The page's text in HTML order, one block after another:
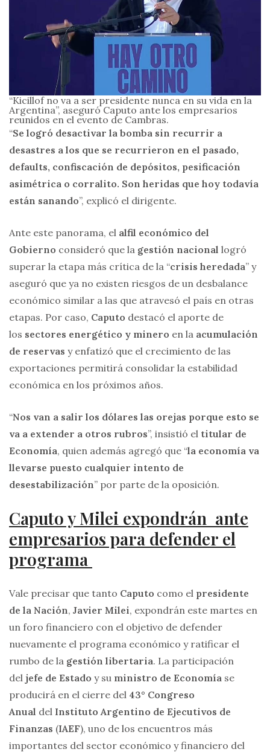
“Kicillof no va a ser presidente nunca en su vida en la
Argentina”, aseguró Caputo ante los empresarios
reunidos en el evento de Cambras.
“Se logró desactivar la bomba sin recurrir a
desastres a los que se recurrieron en el pasado,
defaults, confiscación de depósitos, pesificación
asimétrica o corralito. Son heridas que hoy todavía
están sanando”, explicó el dirigente.
Ante este panorama, el alfil económico del
Gobierno consideró que la gestión nacional logró
superar la etapa más crítica de la “crisis heredada” y
aseguró que ya no existen riesgos de un desbalance
económico similar a las que atravesó el país en otras
etapas. Por caso, Caputo destacó el aporte de
los sectores energético y minero en la acumulación
de reservas y enfatizó que el crecimiento de las
exportaciones permitirá consolidar la estabilidad
económica en los próximos años.
“Nos van a salir los dólares las orejas porque esto se
va a extender a otros rubros”, insistió el titular de
Economía, quien además agregó que “la economía va
llevarse puesto cualquier intento de
desestabilización” por parte de la oposición.
Caputo y Milei expondrán ante
empresarios para defender el
programa
Vale precisar que tanto Caputo como el presidente
de la Nación, Javier Milei, expondrán este martes en
un foro financiero con el objetivo de defender
nuevamente el programa económico y ratificar el
rumbo de la gestión libertaria. La participación
del jefe de Estado y su ministro de Economía se
producirá en el cierre del 43° Congreso
Anual del Instituto Argentino de Ejecutivos de
Finanzas (IAEF), uno de los encuentros más
importantes del sector económico y financiero del